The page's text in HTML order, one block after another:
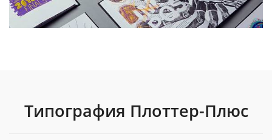
Типография Плоттер-Плюс